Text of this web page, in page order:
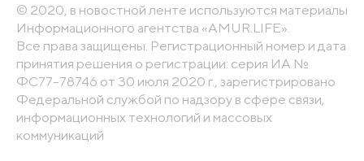
© 2020, в новостной ленте используются материалы
Информационного агентства «AMUR.LIFE».
Все права защищены. Регистрационный номер и дата
принятия решения о регистрации: серия ИА №
ФС77-78746 от 30 июля 2020 г., зарегистрировано
Федеральной службой по надзору в сфере связи,
информационных технологий и массовых
коммуникаций